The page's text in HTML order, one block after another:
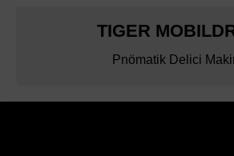
TIGER
Pnömatik Delici